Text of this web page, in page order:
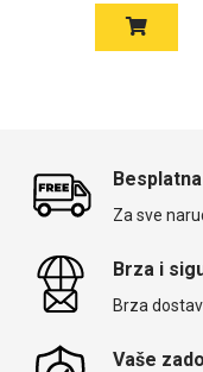
Za sve
Brza i
Brza
Vaše
Životinjsko carstvo
Svemirska kolekcija